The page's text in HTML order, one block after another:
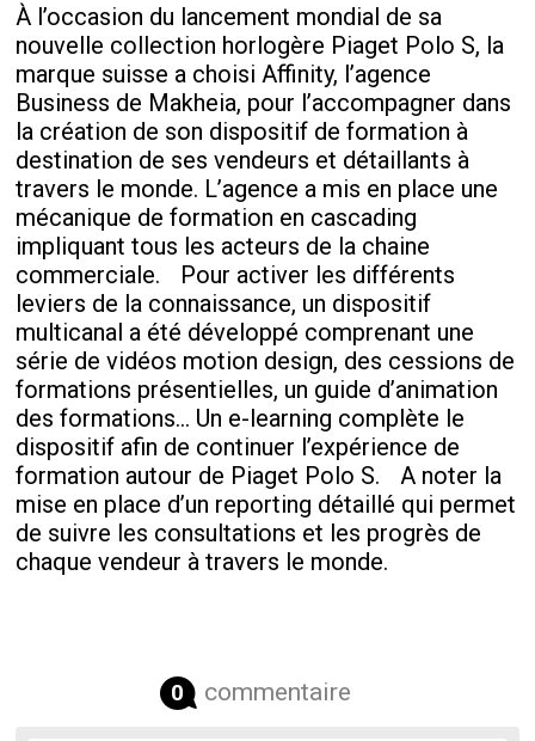
À l’occasion du lancement mondial de sa
nouvelle collection horlogère Piaget Polo S, la
marque suisse a choisi Affinity, l’agence
Business de Makheia, pour l’accompagner dans
la création de son dispositif de formation à
destination de ses vendeurs et détaillants à
travers le monde. L’agence a mis en place une
mécanique de formation en cascading
impliquant tous les acteurs de la chaine
commerciale. Pour activer les différents
leviers de la connaissance, un dispositif
multicanal a été développé comprenant une
série de vidéos motion design, des cessions de
formations présentielles, un guide d’animation
des formations... Un e-learning complète le
dispositif afin de continuer l’expérience de
formation autour de Piaget Polo S. A noter la
mise en place d’un reporting détaillé qui permet
de suivre les consultations et les progrès de
chaque vendeur à travers le monde.
0 commentaire